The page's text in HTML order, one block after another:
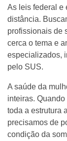
As leis federal e
distância.
profissionais de
cerca o tema e
especializados,
pelo SUS.
A saúde da
inteiras.
toda a estrutura
precisamos de
condição da